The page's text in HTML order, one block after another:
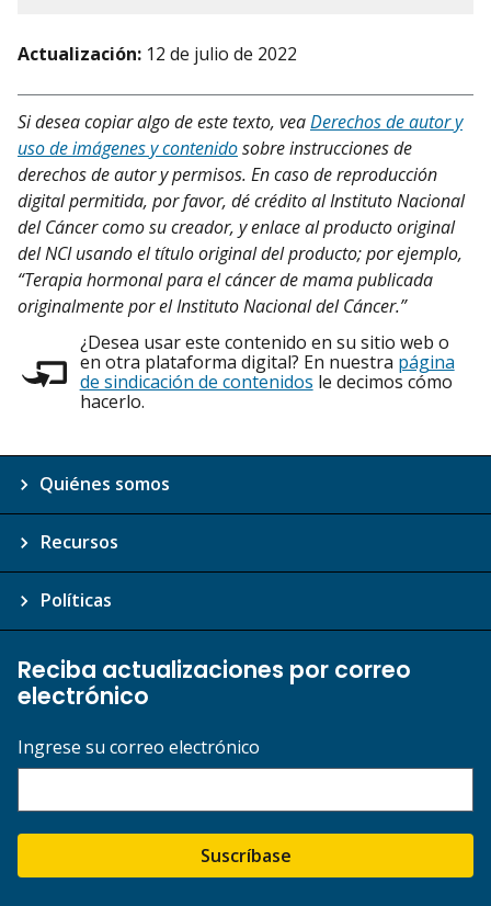
Actualización: 12 de julio de 2022
Si desea copiar algo de este texto, veaDerechos de autor y
uso de imágenes y contenidosobre instrucciones de
derechos de autor y permisos. En caso de reproducción
digital permitida, por favor, dé crédito al Instituto Nacional
del Cáncer como su creador, y enlace al producto original
del NCI usando el título original del producto; por ejemplo,
“Terapia hormonal para el cáncer de mama publicada
originalmente por el Instituto Nacional del Cáncer.”
¿Desea usar este contenido en su sitio web o
en otra plataforma digital? En nuestra página
de sindicación de contenidos le decimos cómo
hacerlo.
Quiénes somos
Recursos
Políticas
Reciba actualizaciones por correo
electrónico
Ingrese su correo electrónico
Suscríbase